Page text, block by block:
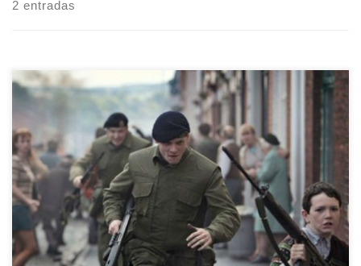
2 entradas
Basta solo un instante para cruzar la frontera y ya se está en el otro
lado. Esto es lo que viene a ocurrir en el primer trabajo de este
realizador, podemos incluso encontrarnos al final de la
civilización, al final de una calle, justo anoche. La cinta bascula
entre tantos […]